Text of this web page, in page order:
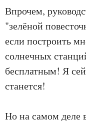
Впрочем,
"зелёной
если построить
солнечных
бесплатным! Я
станется!
Но на самом деле